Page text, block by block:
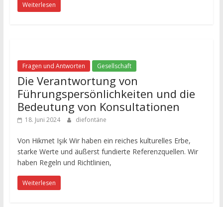
Weiterlesen
Fragen und Antworten Gesellschaft
Die Verantwortung von
Führungspersönlichkeiten und die
Bedeutung von Konsultationen
18. Juni 2024 diefontäne
Von Hikmet Işık Wir haben ein reiches kulturelles Erbe,
starke Werte und äußerst fundierte Referenzquellen. Wir
haben Regeln und Richtlinien,
Weiterlesen